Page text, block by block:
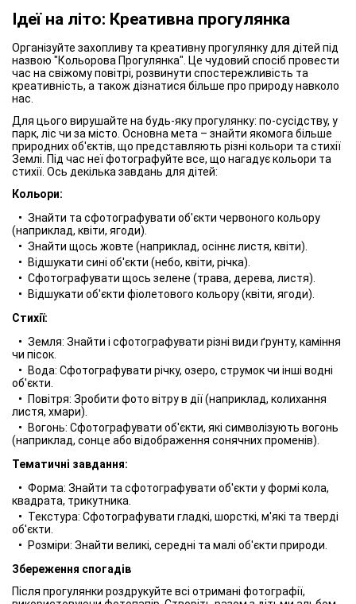
Ідеї на літо: Креативна прогулянка
Організуйте захопливу та креативну прогулянку для дітей під
назвою "Кольорова Прогулянка". Це чудовий спосіб провести
час на свіжому повітрі, розвинути спостережливість та
креативність, а також дізнатися більше про природу навколо
нас.
Для цього вирушайте на будь-яку прогулянку: по-сусідству, у
парк, ліс чи за місто. Основна мета – знайти якомога більше
природних об'єктів, що представляють різні кольори та стихії
Землі. Під час неї фотографуйте все, що нагадує кольори та
стихії. Ось декілька завдань для дітей:
Кольори:
Знайти та сфотографувати об'єкти червоного кольору
(наприклад, квіти, ягоди).
Знайти щось жовте (наприклад, осіннє листя, квіти).
Відшукати сині об'єкти (небо, квіти, річка).
Сфотографувати щось зелене (трава, дерева, листя).
Відшукати об'єкти фіолетового кольору (квіти, ягоди).
Стихії:
Земля: Знайти і сфотографувати різні види ґрунту, каміння
чи пісок.
Вода: Сфотографувати річку, озеро, струмок чи інші водні
об'єкти.
Повітря: Зробити фото вітру в дії (наприклад, колихання
листя, хмари).
Вогонь: Сфотографувати об'єкти, які символізують вогонь
(наприклад, сонце або відображення сонячних променів).
Тематичні завдання:
Форма: Знайти та сфотографувати об'єкти у формі кола,
квадрата, трикутника.
Текстура: Сфотографувати гладкі, шорсткі, м'які та тверді
об'єкти.
Розміри: Знайти великі, середні та малі об'єкти природи.
Збереження спогадів
Після прогулянки роздрукуйте всі отримані фотографії,